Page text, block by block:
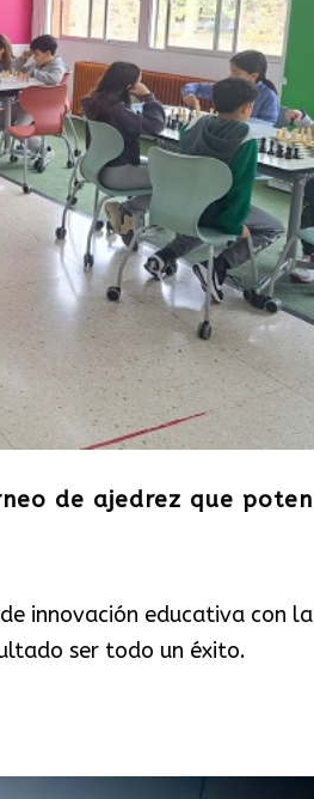
de ajedrez que
innovación educativa con la
ser todo un éxito.